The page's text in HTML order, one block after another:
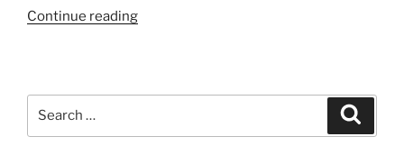
Continue reading“法